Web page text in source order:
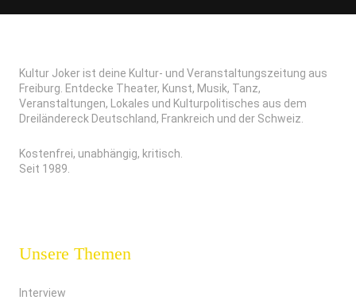
Kultur Joker ist deine Kultur- und Veranstaltungszeitung aus
Freiburg. Entdecke Theater, Kunst, Musik, Tanz,
Veranstaltungen, Lokales und Kulturpolitisches aus dem
Dreiländereck Deutschland, Frankreich und der Schweiz.
Kostenfrei, unabhängig, kritisch.
Seit 1989.
Unsere Themen
Interview